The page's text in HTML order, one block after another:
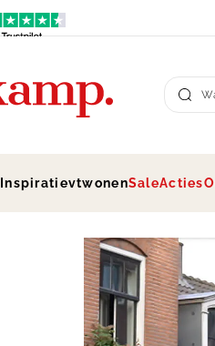
InspiratievtwonenSaleActies